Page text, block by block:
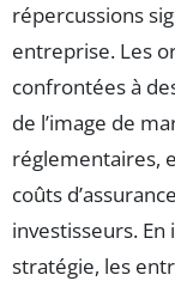
répercussions
entreprise. Les
confrontées à
de l’image de
réglementaires,
coûts
investisseurs.
stratégie, les